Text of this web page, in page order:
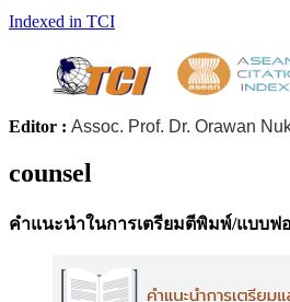
Indexed in TCI
Editor : Assoc. Prof. Dr. Orawan
counsel
คำแนะนำในการเตรียมตีพิมพ์/แบบฟ